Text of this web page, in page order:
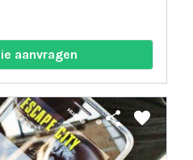
aanvragen
share favorite